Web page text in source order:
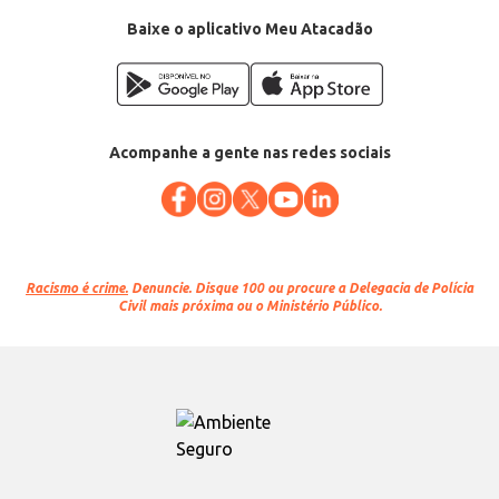
Baixe o aplicativo Meu Atacadão
Acompanhe a gente nas redes sociais
Racismo é crime. Denuncie. Disque 100 ou procure a Delegacia de Polícia
Civil mais próxima ou o Ministério Público.